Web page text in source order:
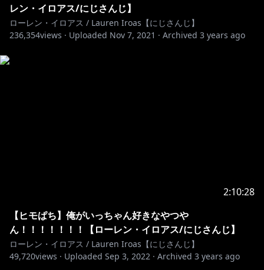
レン・イロアス/にじさんじ】
ローレン・イロアス / Lauren Iroas【にじさんじ】
236,354views · Uploaded Nov 7, 2021 · Archived 3 years ago
2:10:28
【ヒモぱち】俺がいっちゃん好きなやつや
ん！！！！！！！【ローレン・イロアス/にじさんじ】
ローレン・イロアス / Lauren Iroas【にじさんじ】
49,720views · Uploaded Sep 3, 2022 · Archived 3 years ago